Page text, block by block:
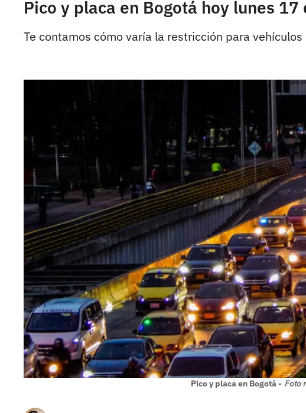
Pico y placa en Bogotá hoy lunes
Te contamos cómo varía la restricción para
Pico y placa en Bogotá - Foto